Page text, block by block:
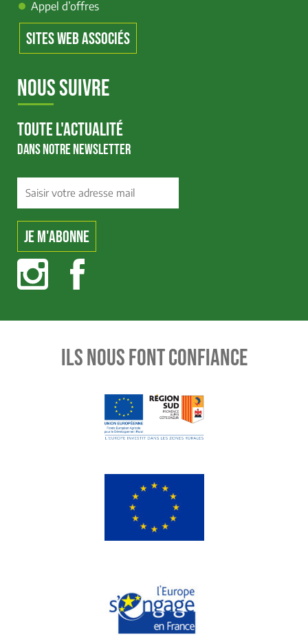
Appel d’offres
SITES WEB ASSOCIÉS
NOUS SUIVRE
TOUTE L'ACTUALITÉ
DANS NOTRE NEWSLETTER
ILS NOUS FONT CONFIANCE